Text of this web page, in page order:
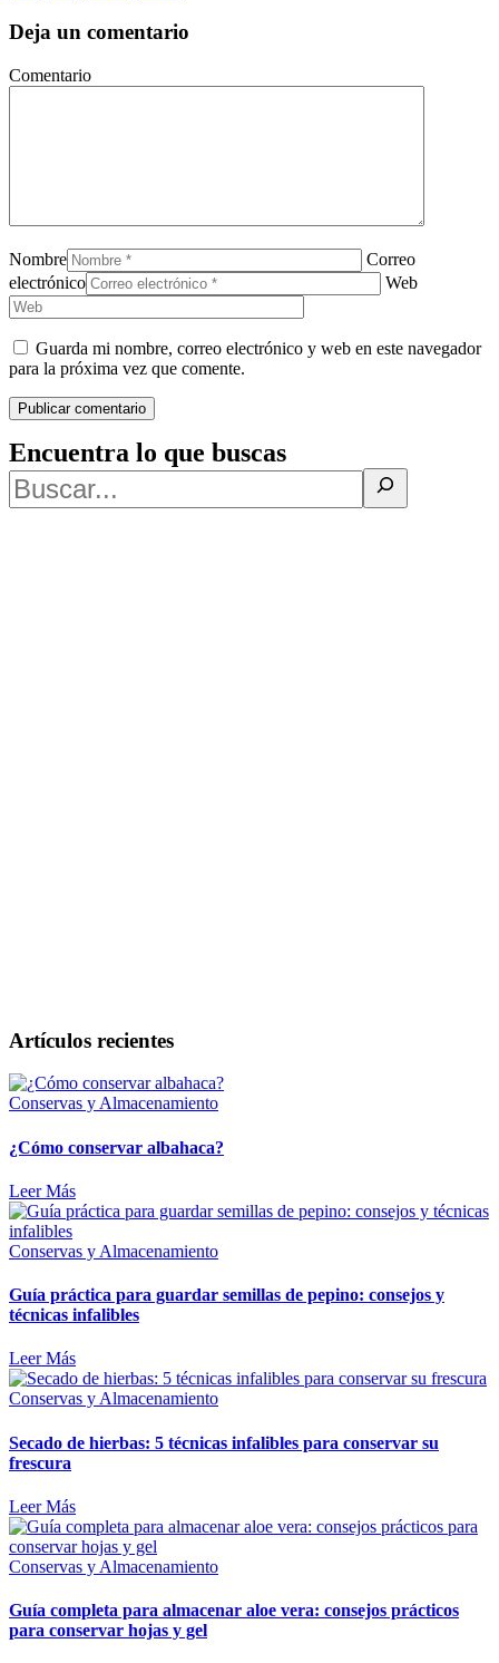
Deja un comentario
Comentario
Nombre
Correo
electrónico
Web
Guarda mi nombre, correo electrónico y web en este navegador
para la próxima vez que comente.
Encuentra lo que buscas
Artículos recientes
Conservas y Almacenamiento
¿Cómo conservar albahaca?
Leer Más
Conservas y Almacenamiento
Guía práctica para guardar semillas de pepino: consejos y
técnicas infalibles
Leer Más
Conservas y Almacenamiento
Secado de hierbas: 5 técnicas infalibles para conservar su
frescura
Leer Más
Conservas y Almacenamiento
Guía completa para almacenar aloe vera: consejos prácticos
para conservar hojas y gel